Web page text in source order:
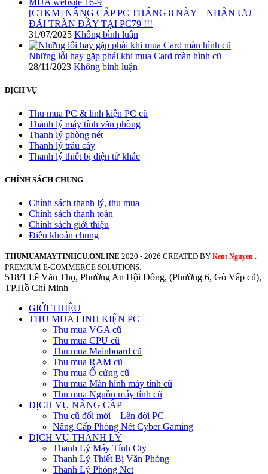
[CTKM] NÂNG CẤP PC THÁNG 8 NÀY – NHẬN ƯU
ĐÃI TRÀN ĐẦY TẠI PC79 !!!
31/07/2025 Không bình luận
Những lỗi hay gặp phải khi mua Card màn hình cũ
28/11/2023 Không bình luận
DỊCH VỤ
Thu mua PC & linh kiện PC cũ
Thanh lý máy tính văn phòng
Thanh lý phòng nét
Thanh lý trâu cày
Thanh lý thiết bị điện tử khác
CHÍNH SÁCH CHUNG
Chính sách thanh lý, thu mua
Chính sách thanh toán
Chính sách giới thiệu
Điều khoản chung
THUMUAMAYTINHCU.ONLINE 2020 - 2026 CREATED BY Kent Nguyen .
PREMIUM E-COMMERCE SOLUTIONS.
518/1 Lê Văn Thọ, Phường An Hội Đông, (Phường 6, Gò Vấp cũ),
TP.Hồ Chí Minh
GIỚI THIỆU
THU MUA LINH KIỆN PC
Thu mua VGA cũ
Thu mua CPU cũ
Thu mua Mainboard cũ
Thu mua RAM cũ
Thu mua Ổ cứng cũ
Thu mua Màn hình máy tính cũ
Thu mua Nguồn máy tính cũ
DỊCH VỤ NÂNG CẤP
Thu cũ đổi mới – Lên đời PC
Nâng Cấp Phòng Nét Cyber Gaming
DỊCH VỤ THANH LÝ
Thanh Lý Máy Tính Cty
Thanh Lý Thiết Bị Văn Phòng
Thanh Lý Phòng Net